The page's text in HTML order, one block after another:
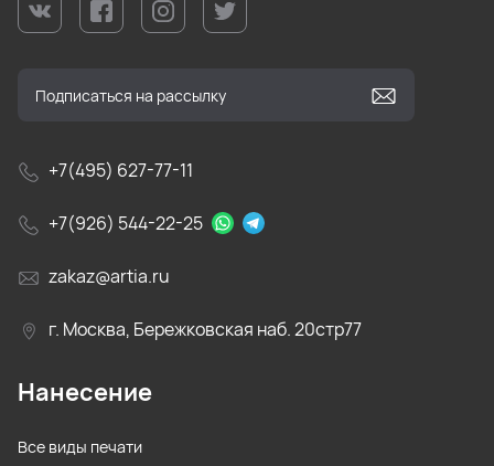
+7(495) 627-77-11
+7(926) 544-22-25
zakaz@artia.ru
г. Москва, Бережковская наб. 20стр77
Нанесение
Все виды печати